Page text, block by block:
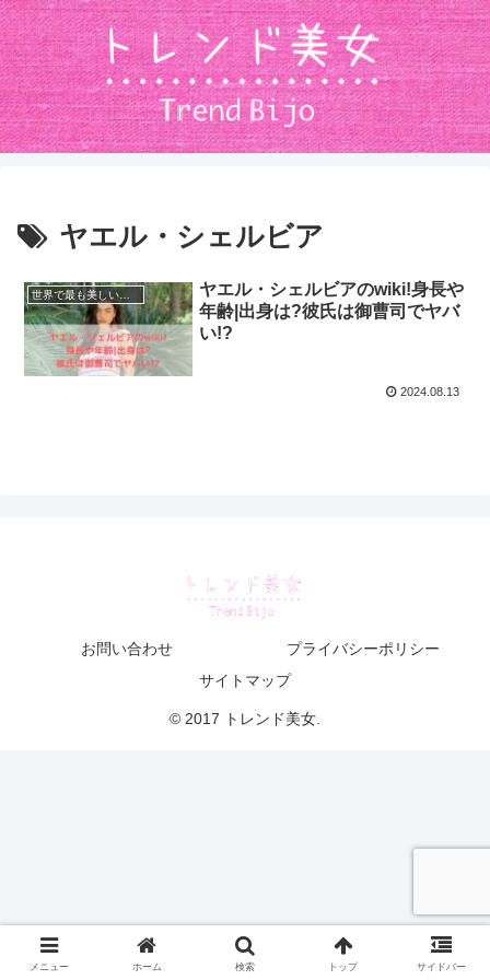
ヤエル・シェルビア
世界で最も美しい顔100人
ヤエル・シェルビアのwiki!身長や
年齢|出身は?彼氏は御曹司でヤバ
い!?
2024.08.13
お問い合わせ
プライバシーポリシー
サイトマップ
© 2017 トレンド美女.
メニュー ホーム 検索 トップ サイドバー